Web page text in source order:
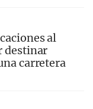
al
destinar
carretera